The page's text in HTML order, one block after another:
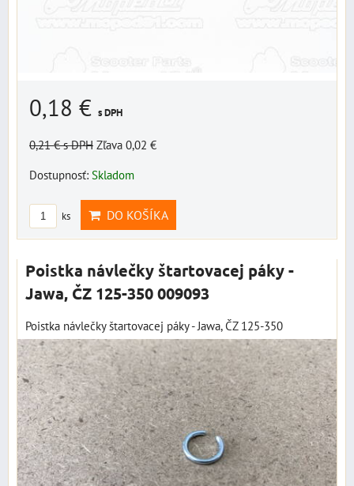
0,18 € s DPH
0,21 €s DPH Zľava 0,02 €
Dostupnosť: Skladom
ks DO KOŠÍKA
Poistka návlečky štartovacej páky -
Jawa, ČZ 125-350 009093
Poistka návlečky štartovacej páky - Jawa, ČZ 125-350